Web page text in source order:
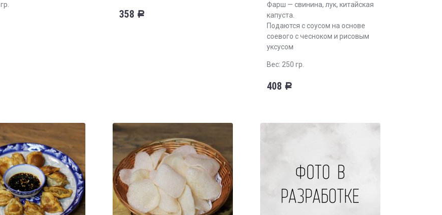
358 Р
Фарш — свинина, лук, китайская
капуста.
Подаются с соусом на основе
соевого с чесноком и рисовым
уксусом
Вес: 250 гр.
408 Р